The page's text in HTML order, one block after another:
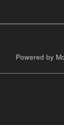
Powered by